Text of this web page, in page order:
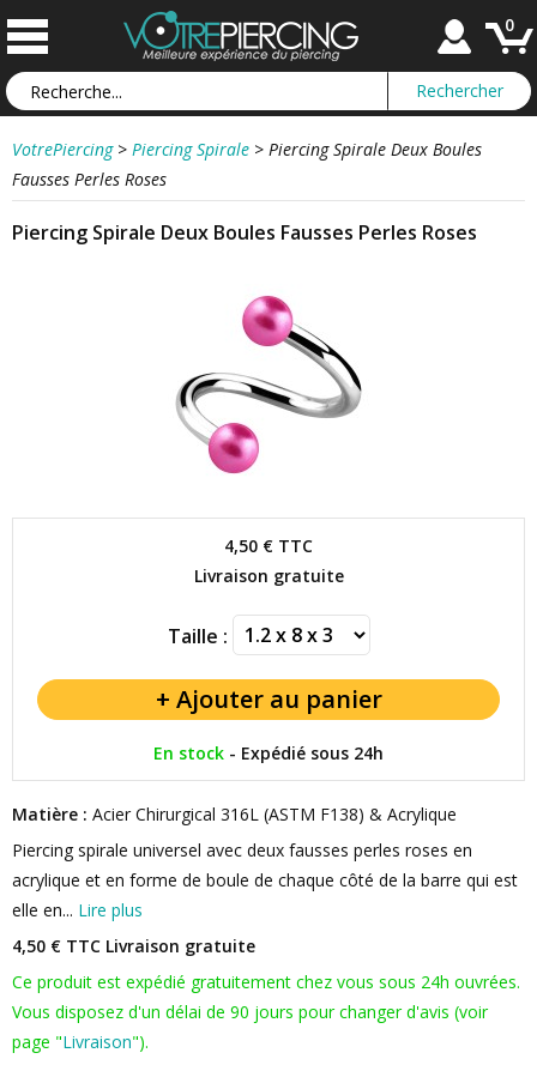
0
VotrePiercing > Piercing Spirale > Piercing Spirale Deux Boules
Fausses Perles Roses
Piercing Spirale Deux Boules Fausses Perles Roses
4,50 € TTC
Livraison gratuite
Taille :
En stock - Expédié sous 24h
Matière : Acier Chirurgical 316L (ASTM F138) & Acrylique
Piercing spirale universel avec deux fausses perles roses en
acrylique et en forme de boule de chaque côté de la barre qui est
elle en... Lire plus
4,50 € TTC Livraison gratuite
Ce produit est expédié gratuitement chez vous sous 24h ouvrées.
Vous disposez d'un délai de 90 jours pour changer d'avis (voir
page "Livraison").